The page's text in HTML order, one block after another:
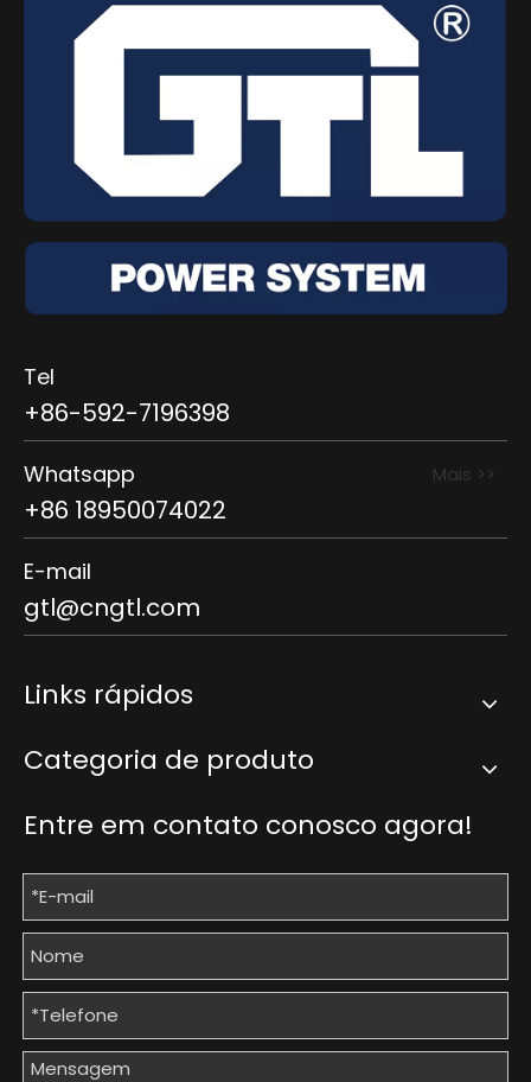
Tel
+86-592-7196398
Whatsapp Mais >>
+86 18950074022
E-mail
gtl@cngtl.com
Links rápidos
Categoria de produto
Entre em contato conosco agora!